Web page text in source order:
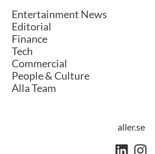
Entertainment News
Editorial
Finance
Tech
Commercial
People & Culture
Alla Team
aller.se